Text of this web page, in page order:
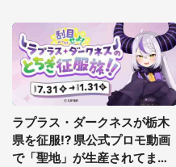
ラプラス・ダークネスが栃木
県を征服!? 県公式プロモ動画
で「聖地」が生産されてます